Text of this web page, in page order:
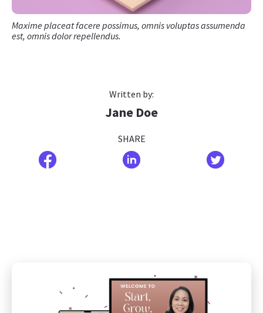
Maxime placeat facere possimus, omnis voluptas assumenda
est, omnis dolor repellendus.
Written by:
Jane Doe
SHARE